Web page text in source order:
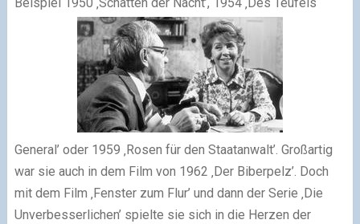
General’ oder 1959 ‚Rosen für den Staatanwalt’. Großartig
war sie auch in dem Film von 1962 ‚Der Biberpelz’. Doch
mit dem Film ‚Fenster zum Flur’ und dann der Serie ‚Die
Unverbesserlichen’ spielte sie sich in die Herzen der